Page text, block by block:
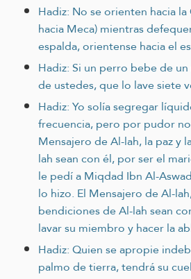
Hadiz: No se orienten hacia
hacia Meca) mientras
espalda, orientense hacia el
Hadiz: Si un perro bebe de
de ustedes, que lo lave siete
Hadiz: Yo solía segregar
frecuencia, pero por pudor
Mensajero de Al-lah, la paz y
lah sean con él, por ser el
le pedí a Miqdad Ibn Al-
lo hizo. El Mensajero de Al-
bendiciones de Al-lah sean
lavar su miembro y hacer la
Hadiz: Quien se apropie
palmo de tierra, tendrá su